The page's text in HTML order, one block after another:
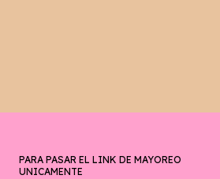
PARA PASAR EL LINK DE MAYOREO
UNICAMENTE